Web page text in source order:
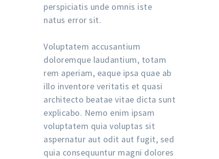
perspiciatis unde omnis iste
natus error sit.
Voluptatem accusantium
doloremque laudantium, totam
rem aperiam, eaque ipsa quae ab
illo inventore veritatis et quasi
architecto beatae vitae dicta sunt
explicabo. Nemo enim ipsam
voluptatem quia voluptas sit
aspernatur aut odit aut fugit, sed
quia consequuntur magni dolores